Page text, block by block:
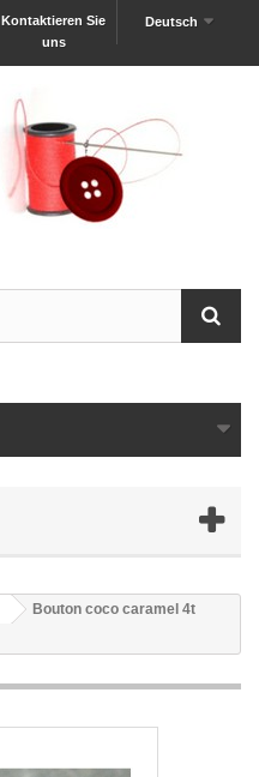
Deutsch
Kontaktieren Sie
uns
Bouton coco caramel 4t